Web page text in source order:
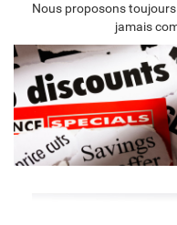
Nous proposons toujours
jamais